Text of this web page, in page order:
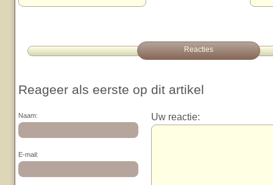
Reacties
Reageer als eerste op dit artikel
Naam:
E-mail:
Uw reactie: